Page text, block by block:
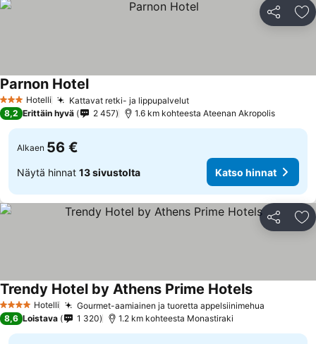
Jaa
3 Tähtiluokitus
Hotelli Kattavat retki- ja lippupalvelut
Parnon Hotel
8,2 Erittäin hyvä 2 457 1.6 km kohteesta Ateenan Akropolis
Alkaen 56 €
Näytä hinnat 13 sivustolta Katso hinnat
Jaa
4 Tähtiluokitus
Hotelli Gourmet-aamiainen ja tuoretta appelsiinimehua
Trendy Hotel by Athens Prime Hotels
8,6 Loistava 1 320 1.2 km kohteesta Monastiraki